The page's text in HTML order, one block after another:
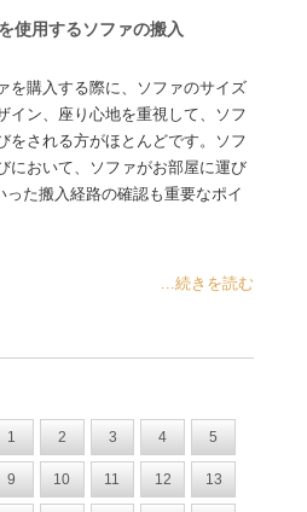
使用するソファの搬入
を購入する際に、ソファのサイズ
イン、座り心地を重視して、ソフ
をされる方がほとんどです。ソフ
において、ソファがお部屋に運び
った搬入経路の確認も重要なポイ
...続きを読む
1 2 3 4 5
9 10 11 12 13